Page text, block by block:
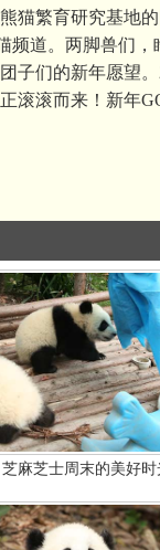
猫繁育研究基地
频道。两脚兽们，
子们的新年愿望
滚滚而来！新年
芝麻芝士周末的美好时